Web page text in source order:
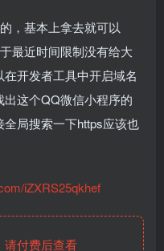
，基本上拿去就可以
最近时间限制没有给大
开发者工具中开启域名
这个QQ微信小程序的
局搜索一下https应该也
iZXRS25qkhef
付费后查看